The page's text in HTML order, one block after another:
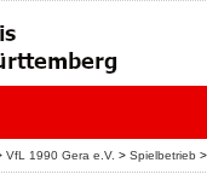
VfL 1990 Gera e.V. > Spielbetrieb >